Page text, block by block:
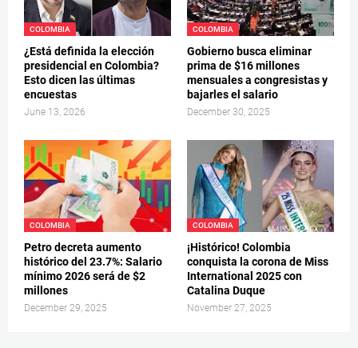
COLOMBIA
¿Está definida la elección
presidencial en Colombia?
Esto dicen las últimas
encuestas
June 13, 2026
COLOMBIA
Gobierno busca eliminar
prima de $16 millones
mensuales a congresistas y
bajarles el salario
December 30, 2025
COLOMBIA
Petro decreta aumento
histórico del 23.7%: Salario
mínimo 2026 será de $2
millones
December 29, 2025
COLOMBIA
¡Histórico! Colombia
conquista la corona de Miss
International 2025 con
Catalina Duque
November 27, 2025